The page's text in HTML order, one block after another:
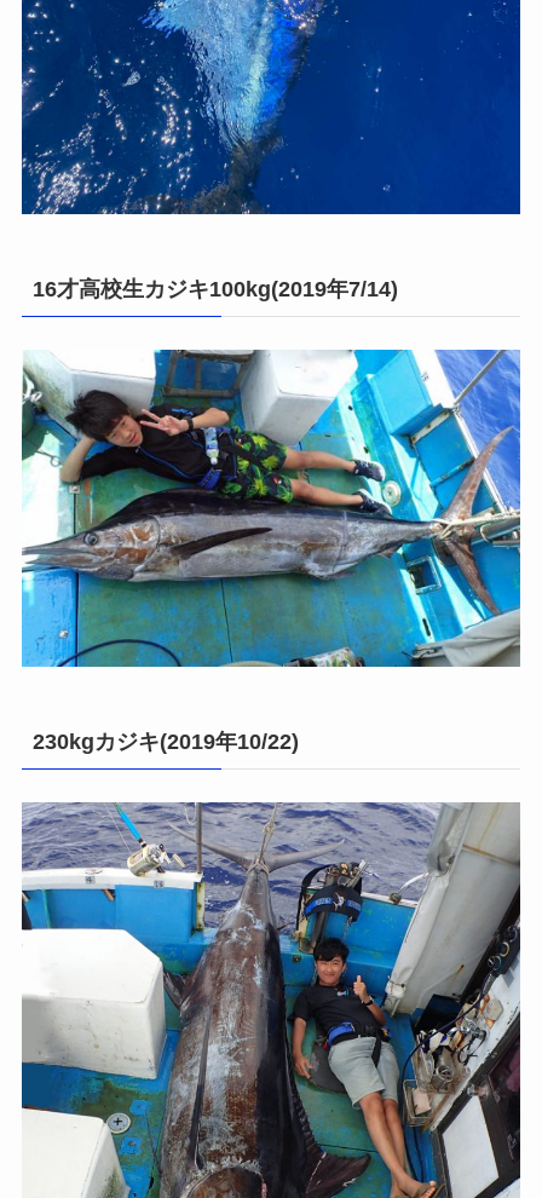
16才高校生カジキ100kg(2019年7/14)
230kgカジキ(2019年10/22)